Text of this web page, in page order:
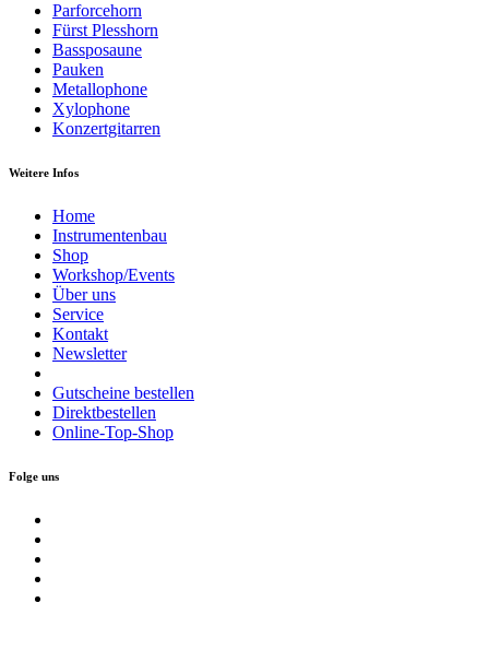
Parforcehorn
Fürst Plesshorn
Bassposaune
Pauken
Metallophone
Xylophone
Konzertgitarren
Weitere Infos
Home
Instrumentenbau
Shop
Workshop/Events
Über uns
Service
Kontakt
Newsletter
Gutscheine bestellen
Direktbestellen
Online-Top-Shop
Folge uns